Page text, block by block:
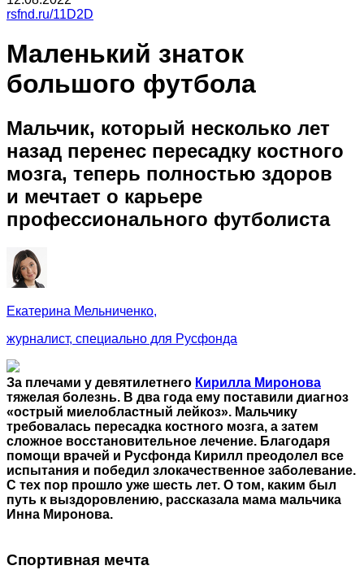
rsfnd.ru/11D2D
Маленький знаток
большого футбола
Мальчик, который несколько лет
назад перенес пересадку костного
мозга, теперь полностью здоров
и мечтает о карьере
профессионального футболиста
Екатерина Мельниченко,
журналист, специально для Русфонда
За плечами у девятилетнего Кирилла Миронова
тяжелая болезнь. В два года ему поставили диагноз
«острый миелобластный лейкоз». Мальчику
требовалась пересадка костного мозга, а затем
сложное восстановительное лечение. Благодаря
помощи врачей и Русфонда Кирилл преодолел все
испытания и победил злокачественное заболевание.
С тех пор прошло уже шесть лет. О том, каким был
путь к выздоровлению, рассказала мама мальчика
Инна Миронова.
Спортивная мечта